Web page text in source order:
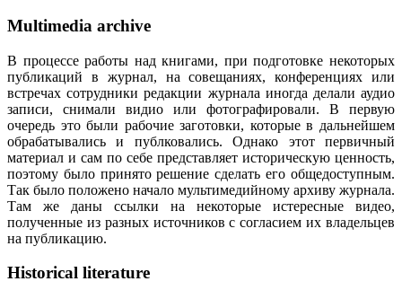
Multimedia archive
В процессе работы над книгами, при подготовке некоторых
публикаций в журнал, на совещаниях, конференциях или
встречах сотрудники редакции журнала иногда делали аудио
записи, снимали видио или фотографировали. В первую
очередь это были рабочие заготовки, которые в дальнейшем
обрабатывались и публковались. Однако этот первичный
материал и сам по себе представляет историческую ценность,
поэтому было принято решение сделать его общедоступным.
Так было положено начало мультимедийному архиву журнала.
Там же даны ссылки на некоторые истересные видео,
полученные из разных источников с согласием их владельцев
на публикацию.
Historical literature